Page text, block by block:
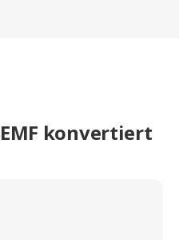
konvertiert